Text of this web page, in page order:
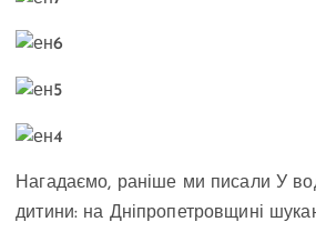
Нагадаємо, раніше ми писали У
дитини: на Дніпропетровщині